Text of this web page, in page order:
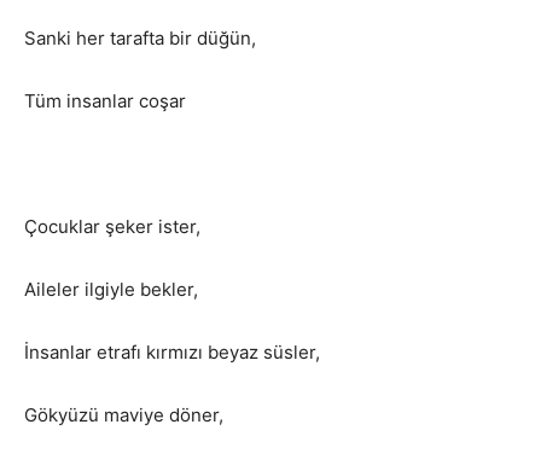
Sanki her tarafta bir düğün,
Tüm insanlar coşar
Çocuklar şeker ister,
Aileler ilgiyle bekler,
İnsanlar etrafı kırmızı beyaz süsler,
Gökyüzü maviye döner,